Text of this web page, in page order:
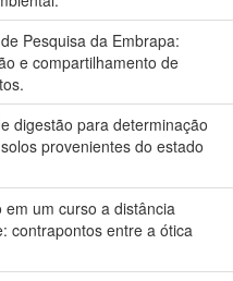
Pesquisa da Embrapa:
e compartilhamento de
digestão para determinação
provenientes do estado
um curso a distância
contrapontos entre a ótica